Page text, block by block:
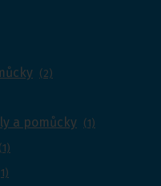
(2)
a pomůcky (1)
(1)